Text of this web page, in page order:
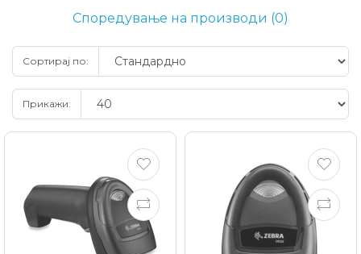
Споредување на производи (0)
Сортирај по:
Прикажи: